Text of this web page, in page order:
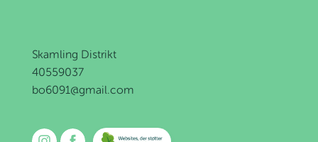
Skamling Distrikt
40559037
bo6091@gmail.com